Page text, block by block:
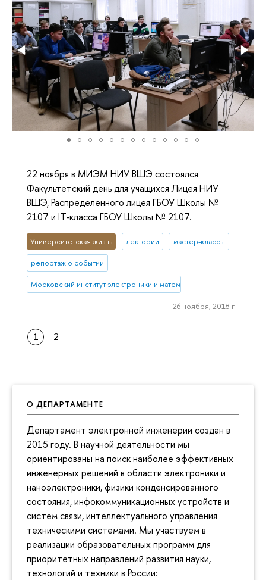
О ДЕПАРТАМЕНТЕ
Департамент электронной инженерии создан в
2015 году. В научной деятельности мы
ориентированы на поиск наиболее эффективных
инженерных решений в области электроники и
наноэлектроники, физики конденсированного
состояния, инфокоммуникационных устройств и
систем связи, интеллектуального управления
техническими системами. Мы участвуем в
реализации образовательных программ для
приоритетных направлений развития науки,
технологий и техники в России:
22 ноября в МИЭМ НИУ ВШЭ состоялся
Факультетский день для учащихся Лицея НИУ
ВШЭ, Распределенного лицея ГБОУ Школы №
2107 и IT-класса ГБОУ Школы № 2107.
Университетская жизнь лектории мастер-классы
репортаж о событии
Московский институт электроники и математики им. А.Н. Тихонова
26 ноября, 2018 г.
1 2